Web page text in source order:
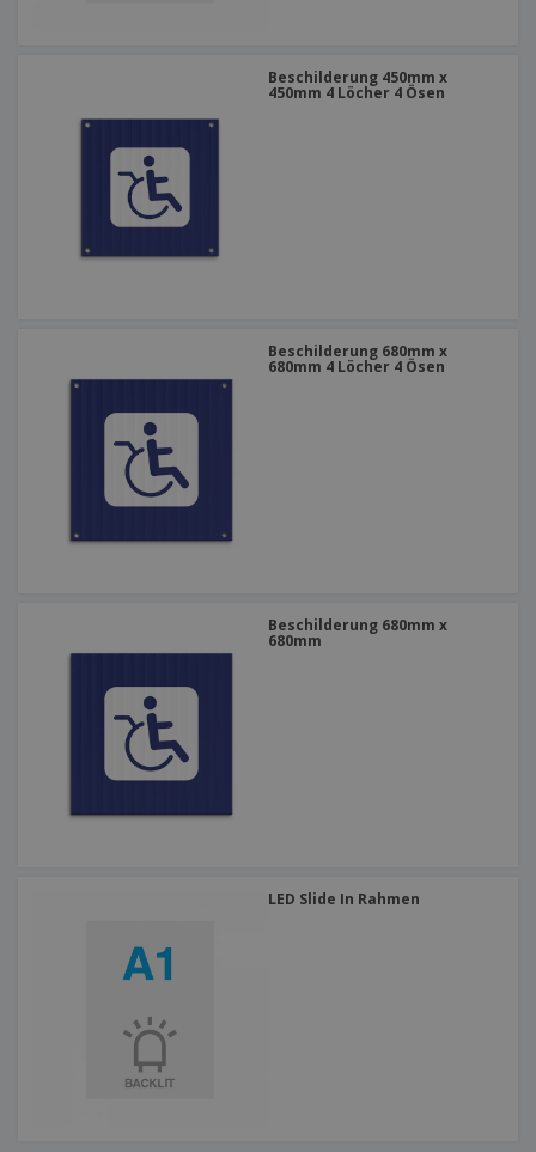
Beschilderung 450mm x
450mm 4 Löcher 4 Ösen
Beschilderung 680mm x
680mm 4 Löcher 4 Ösen
Beschilderung 680mm x
680mm
LED Slide In Rahmen